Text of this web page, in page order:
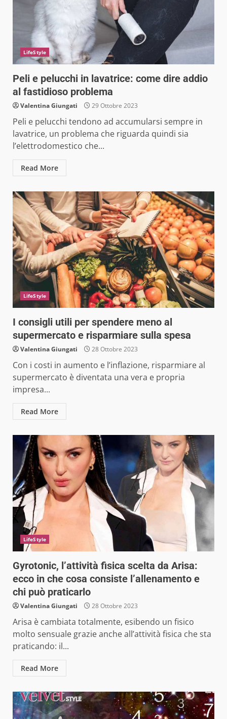
LifeStyle
Peli e pelucchi in lavatrice: come dire addio
al fastidioso problema
Valentina Giungati 29 Ottobre 2023
Peli e pelucchi tendono ad accumularsi sempre in
lavatrice, un problema che riguarda quindi sia
l’elettrodomestico che...
Read More
LifeStyle
I consigli utili per spendere meno al
supermercato e risparmiare sulla spesa
Valentina Giungati 28 Ottobre 2023
Con i costi in aumento e l’inflazione, risparmiare al
supermercato è diventata una vera e propria
impresa...
Read More
LifeStyle
Gyrotonic, l’attività fisica scelta da Arisa:
ecco in che cosa consiste l’allenamento e
chi può praticarlo
Valentina Giungati 28 Ottobre 2023
Arisa è cambiata totalmente, esibendo un fisico
molto sensuale grazie anche all’attività fisica che sta
praticando: il...
Read More